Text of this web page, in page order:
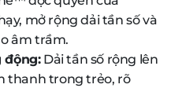
mở rộng dải tần số và
âm trầm.
động:Dải tần số rộng lên
thanh trong trẻo, rõ